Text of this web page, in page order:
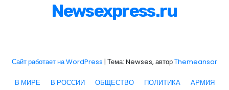
Newsexpress.ru
Сайт работает на WordPress | Тема: Newses, авторThemeansar
В МИРЕ В РОССИИ ОБЩЕСТВО ПОЛИТИКА АРМИЯ